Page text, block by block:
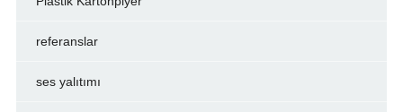
referanslar
ses yalıtımı